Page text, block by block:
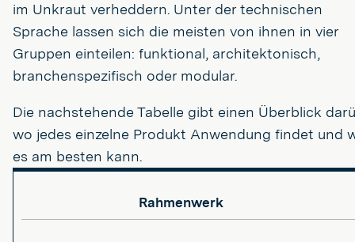
im Unkraut verheddern. Unter der technischen
Sprache lassen sich die meisten von ihnen in vier
Gruppen einteilen: funktional, architektonisch,
branchenspezifisch oder modular.
Die nachstehende Tabelle gibt einen Überblick
wo jedes einzelne Produkt Anwendung findet und
es am besten kann.
Rahmenwerk